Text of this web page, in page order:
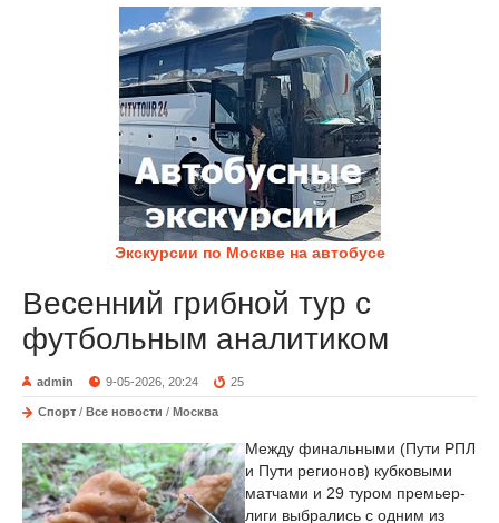
Экскурсии по Москве на автобусе
Весенний грибной тур с
футбольным аналитиком
admin 9-05-2026, 20:24 25
Спорт / Все новости / Москва
Между финальными (Пути РПЛ
и Пути регионов) кубковыми
матчами и 29 туром премьер-
лиги выбрались с одним из